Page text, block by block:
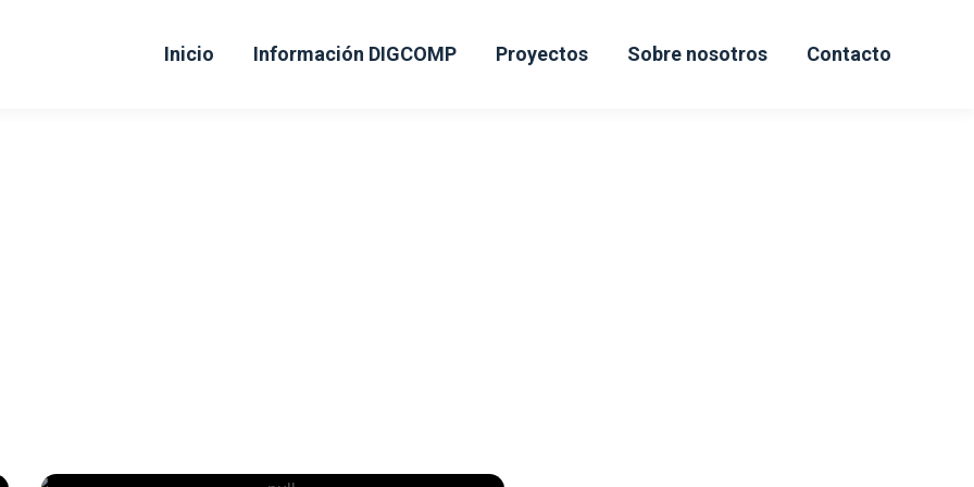
Inicio Información DIGCOMP Proyectos Sobre nosotros Contacto